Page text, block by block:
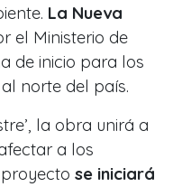
La Nueva
el Ministerio de
de inicio para los
norte del país.
la obra unirá a
a los
se iniciará